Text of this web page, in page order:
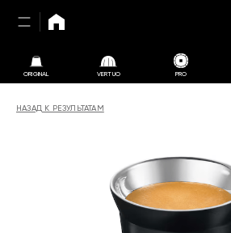
ORIGINAL VERTUO PRO
НАЗАД К РЕЗУЛЬТАТАМ